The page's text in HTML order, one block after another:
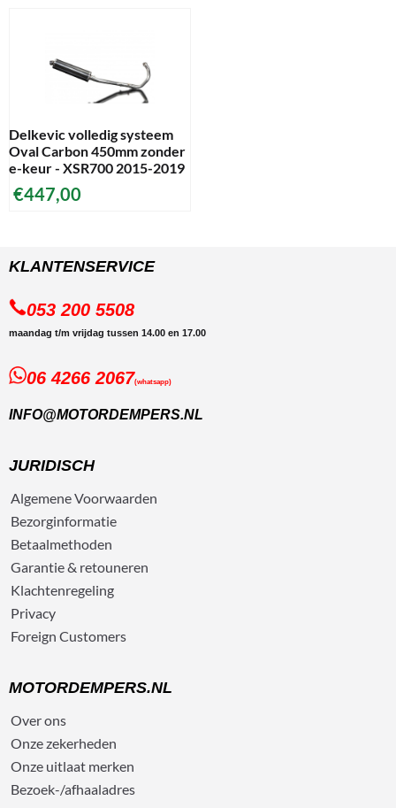
Delkevic volledig systeem
Oval Carbon 450mm zonder
e-keur - XSR700 2015-2019
€447,00
KLANTENSERVICE
053 200 5508
maandag t/m vrijdag tussen 14.00 en 17.00
06 4266 2067(whatsapp)
INFO@MOTORDEMPERS.NL
JURIDISCH
AlgemeneVoorwaarden
Bezorginformatie
Betaalmethoden
Garantie & retouneren
Klachtenregeling
Privacy
Foreign Customers
MOTORDEMPERS.NL
Over ons
Onze zekerheden
Onze uitlaat merken
Bezoek-/afhaaladres